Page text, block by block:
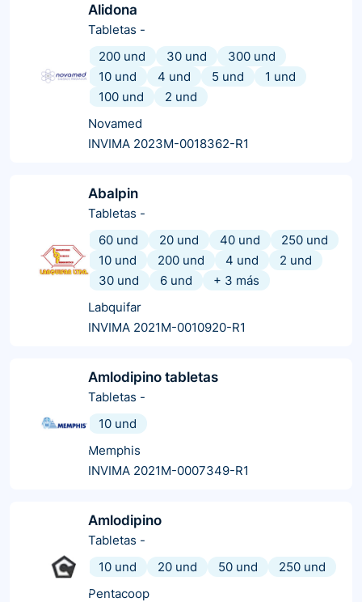
Alidona
Tabletas -
200 und
30 und
300 und
10 und
4 und 5 und
1 und
100 und
2 und
Novamed
INVIMA 2023M-0018362-R1
Abalpin
Tabletas -
60 und
20 und 40 und
250 und
10 und
200 und 4 und
2 und
30 und
6 und + 3 más
Labquifar
INVIMA 2021M-0010920-R1
Amlodipino tabletas
Tabletas -
10 und
Memphis
INVIMA 2021M-0007349-R1
Amlodipino
Tabletas -
10 und
20 und 50 und
250 und
Pentacoop